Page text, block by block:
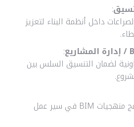
:
داخل أنظمة البناء لتعزيز
:
لضمان التنسيق السلس بين
خطط تنفيذ مخصصة لدمج منهجيات BIM في سير عمل